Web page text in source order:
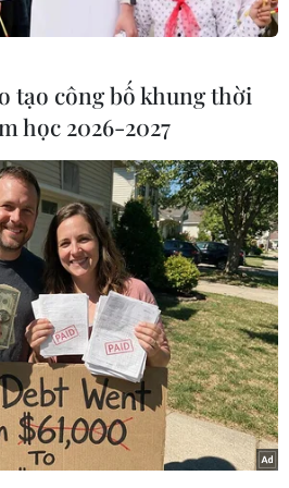
xoăn L’Oreal Hollywood Waves
(giá 398.000 đồng)
tạo công bố khung thời
học 2026-2027